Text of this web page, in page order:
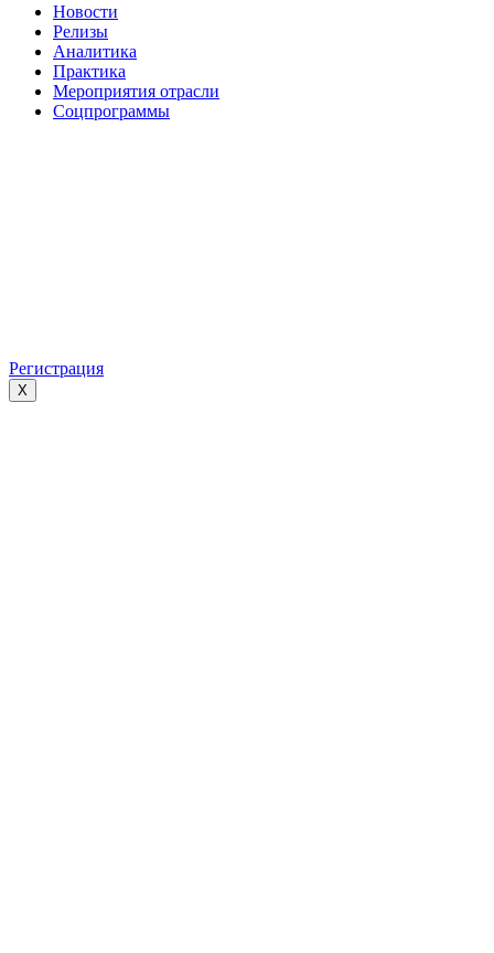
Новости
Релизы
Аналитика
Практика
Мероприятия отрасли
Соцпрограммы
Регистрация
X